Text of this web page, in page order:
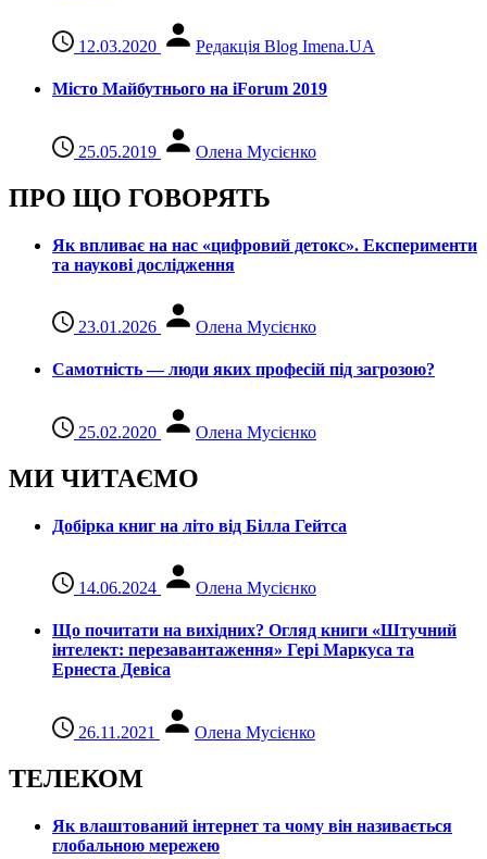
12.03.2020 Редакція Blog Imena.UA
Місто Майбутнього на iForum 2019
25.05.2019 Олена Мусієнко
ПРО ЩО ГОВОРЯТЬ
Як впливає на нас «цифровий детокс». Експерименти
та наукові дослідження
23.01.2026 Олена Мусієнко
Самотність — люди яких професій під загрозою?
25.02.2020 Олена Мусієнко
МИ ЧИТАЄМО
Добірка книг на літо від Білла Гейтса
14.06.2024 Олена Мусієнко
Що почитати на вихідних? Огляд книги «Штучний
інтелект: перезавантаження» Гері Маркуса та
Ернеста Девіса
26.11.2021 Олена Мусієнко
ТЕЛЕКОМ
Як влаштований інтернет та чому він називається
глобальною мережею